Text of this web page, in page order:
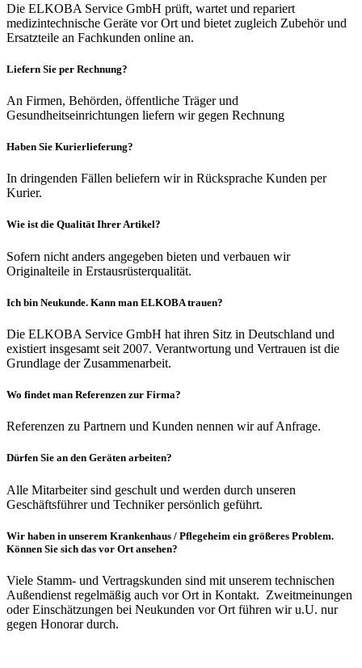
Die ELKOBA Service GmbH prüft, wartet und repariert
medizintechnische Geräte vor Ort und bietet zugleich Zubehör und
Ersatzteile an Fachkunden online an.
Liefern Sie per Rechnung?
An Firmen, Behörden, öffentliche Träger und
Gesundheitseinrichtungen liefern wir gegen Rechnung
Haben Sie Kurierlieferung?
In dringenden Fällen beliefern wir in Rücksprache Kunden per
Kurier.
Wie ist die Qualität Ihrer Artikel?
Sofern nicht anders angegeben bieten und verbauen wir
Originalteile in Erstausrüsterqualität.
Ich bin Neukunde. Kann man ELKOBA trauen?
Die ELKOBA Service GmbH hat ihren Sitz in Deutschland und
existiert insgesamt seit 2007. Verantwortung und Vertrauen ist die
Grundlage der Zusammenarbeit.
Wo findet man Referenzen zur Firma?
Referenzen zu Partnern und Kunden nennen wir auf Anfrage.
Dürfen Sie an den Geräten arbeiten?
Alle Mitarbeiter sind geschult und werden durch unseren
Geschäftsführer und Techniker persönlich geführt.
Wir haben in unserem Krankenhaus / Pflegeheim ein größeres Problem.
Können Sie sich das vor Ort ansehen?
Viele Stamm- und Vertragskunden sind mit unserem technischen
Außendienst regelmäßig auch vor Ort in Kontakt. Zweitmeinungen
oder Einschätzungen bei Neukunden vor Ort führen wir u.U. nur
gegen Honorar durch.